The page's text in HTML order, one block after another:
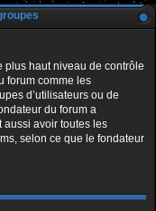
plus haut niveau de contrôle
forum comme les
d’utilisateurs ou de
du forum a
aussi avoir toutes les
selon ce que le fondateur